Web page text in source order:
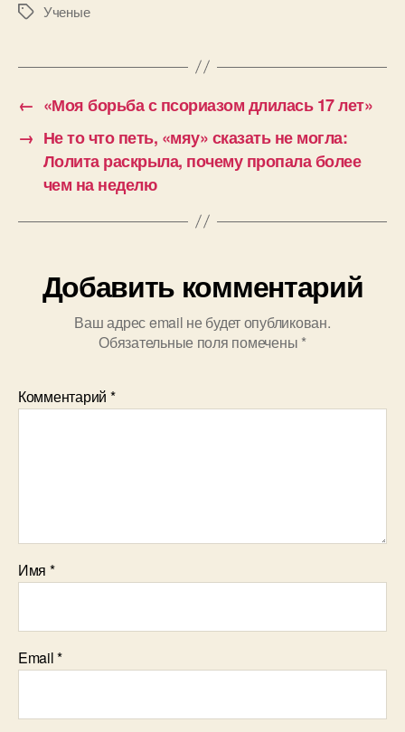
правдивой
МеткиУченые
← «Моя борьба с псориазом длилась 17 лет»
→ Не то что петь, «мяу» сказать не могла:
Лолита раскрыла, почему пропала более
чем на неделю
Добавить комментарий
Ваш адрес email не будет опубликован.
Обязательные поля помечены *
Комментарий *
Имя *
Email*